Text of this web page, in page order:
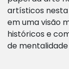
artísticos
em uma visão
históricos e
de